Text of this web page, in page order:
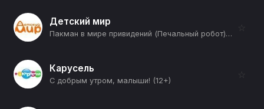
Детский мир
Пакман в мире привидений (Печальный робот) (12+)
☆
Карусель
С добрым утром, малыши! (12+)
☆